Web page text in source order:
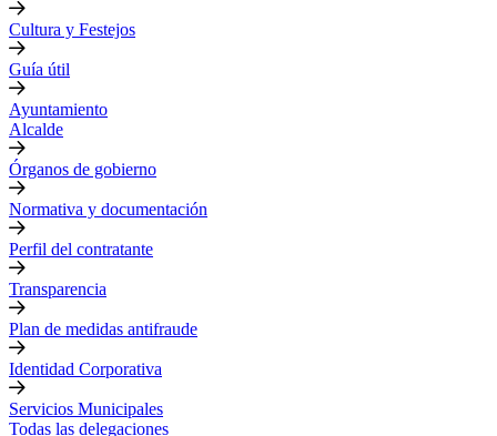
Cultura y Festejos
Guía útil
Ayuntamiento
Alcalde
Órganos de gobierno
Normativa y documentación
Perfil del contratante
Transparencia
Plan de medidas antifraude
Identidad Corporativa
Servicios Municipales
Todas las delegaciones